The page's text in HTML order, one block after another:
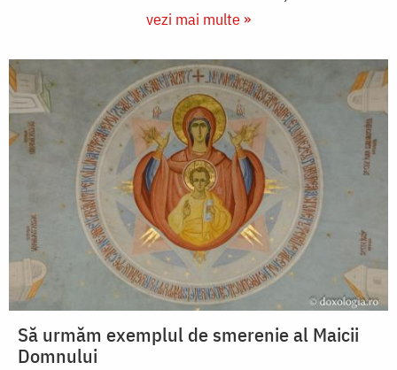
vezi mai multe »
Să urmăm exemplul de smerenie al Maicii
Domnului